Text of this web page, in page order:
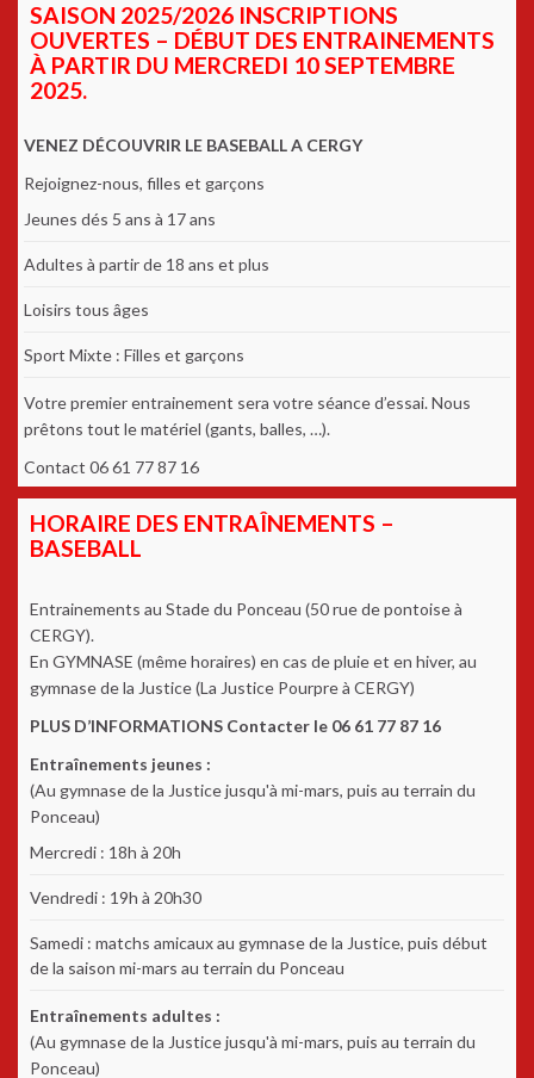
SAISON 2025/2026 INSCRIPTIONS
OUVERTES – DÉBUT DES ENTRAINEMENTS
À PARTIR DU MERCREDI 10 SEPTEMBRE
2025.
VENEZ DÉCOUVRIR LE BASEBALL A CERGY
Rejoignez-nous, filles et garçons
Jeunes dés 5 ans à 17 ans
Adultes à partir de 18 ans et plus
Loisirs tous âges
Sport Mixte : Filles et garçons
Votre premier entrainement sera votre séance d’essai. Nous
prêtons tout le matériel (gants, balles, …).
Contact 06 61 77 87 16
HORAIRE DES ENTRAÎNEMENTS –
BASEBALL
Entrainements au Stade du Ponceau (50 rue de pontoise à
CERGY).
En GYMNASE (même horaires) en cas de pluie et en hiver, au
gymnase de la Justice (La Justice Pourpre à CERGY)
PLUS D’INFORMATIONS Contacter le 06 61 77 87 16
Entraînements jeunes :
(Au gymnase de la Justice jusqu'à mi-mars, puis au terrain du
Ponceau)
Mercredi : 18h à 20h
Vendredi : 19h à 20h30
Samedi : matchs amicaux au gymnase de la Justice, puis début
de la saison mi-mars au terrain du Ponceau
Entraînements adultes :
(Au gymnase de la Justice jusqu'à mi-mars, puis au terrain du
Ponceau)